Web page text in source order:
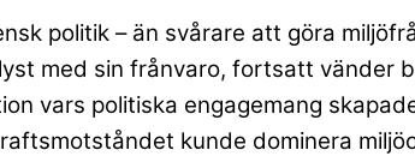
politik – än svårare att göra
med sin frånvaro, fortsatt vänder
vars politiska engagemang
kunde dominera